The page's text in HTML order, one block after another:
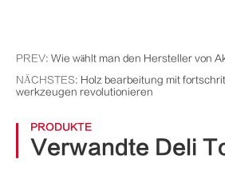
PREV: Wie wählt man den Hersteller von
NÄCHSTES: Holz bearbeitung mit
werkzeugen revolutionieren
PRODUKTE
Verwandte Deli